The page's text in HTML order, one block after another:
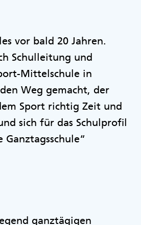
vor bald 20 Jahren.
Schulleitung und
Mittelschule in
Weg gemacht, der
Sport richtig Zeit und
sich für das Schulprofil
ganztägigen